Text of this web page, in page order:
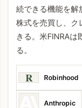
続できる機能を解
株式を売買し、ク
きる。米FINRAは
る。
R Robinhood
Anthropic